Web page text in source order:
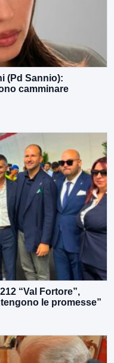
(Pd Sannio):
camminare
“Val Fortore”,
le promesse”